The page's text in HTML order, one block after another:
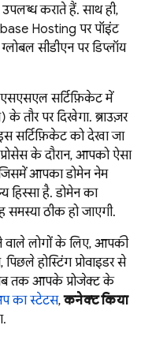
कराते हैं. साथ ही,
Hosting पर पॉइंट
सीडीएन पर डिप्लॉय
सर्टिफ़िकेट में
तौर पर दिखेगा. ब्राउज़र
सर्टिफ़िकेट को देखा जा
के दौरान, आपको ऐसा
आपका डोमेन नेम
हिस्सा है. डोमेन का
समस्या ठीक हो जाएगी.
वाले लोगों के लिए, आपकी
होस्टिंग प्रोवाइडर से
जब तक आपके प्रोजेक्ट के
का स्टेटस,कनेक्ट किया